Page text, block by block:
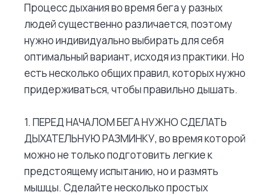
Процесс дыхания во время бега у разных
людей существенно различается, поэтому
нужно индивидуально выбирать для себя
оптимальный вариант, исходя из практики. Но
есть несколько общих правил, которых нужно
придерживаться, чтобы правильно дышать.
1. ПЕРЕД НАЧАЛОМ БЕГА НУЖНО СДЕЛАТЬ
ДЫХАТЕЛЬНУЮ РАЗМИНКУ, во время которой
можно не только подготовить легкие к
предстоящему испытанию, но и размять
мышцы. Сделайте несколько простых